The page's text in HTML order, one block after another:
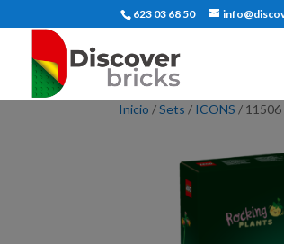
623 03 68 50
Inicio /Sets / ICONS / 11506